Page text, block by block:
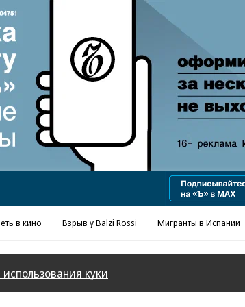
в кино Взрыв у Balzi Rossi Мигранты в Испании
куки